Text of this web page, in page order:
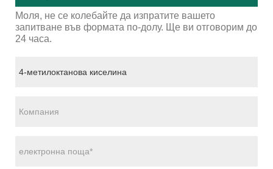
Моля, не се колебайте да изпратите вашето
запитване във формата по-долу. Ще ви отговорим до
24 часа.